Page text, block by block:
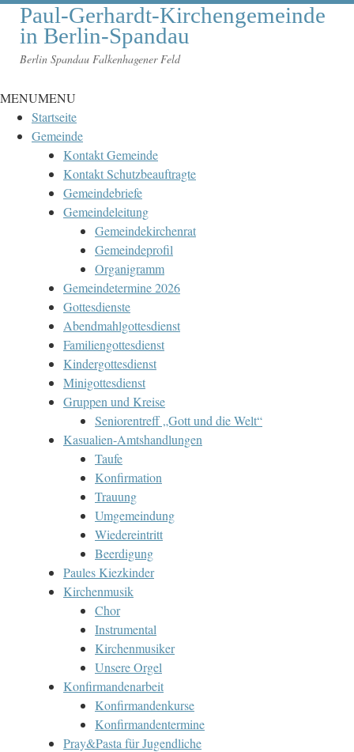
Paul-Gerhardt-Kirchengemeinde
in Berlin-Spandau
Berlin Spandau Falkenhagener Feld
MENUMENU
Startseite
Gemeinde
Kontakt Gemeinde
Kontakt Schutzbeauftragte
Gemeindebriefe
Gemeindeleitung
Gemeindekirchenrat
Gemeindeprofil
Organigramm
Gemeindetermine 2026
Gottesdienste
Abendmahlgottesdienst
Familiengottesdienst
Kindergottesdienst
Minigottesdienst
Gruppen und Kreise
Seniorentreff „Gott und die Welt“
Kasualien-Amtshandlungen
Taufe
Konfirmation
Trauung
Umgemeindung
Wiedereintritt
Beerdigung
Paules Kiezkinder
Kirchenmusik
Chor
Instrumental
Kirchenmusiker
Unsere Orgel
Konfirmandenarbeit
Konfirmandenkurse
Konfirmandentermine
Pray&Pasta für Jugendliche